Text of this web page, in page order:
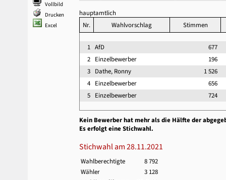
Vollbild
Drucken
Excel
hauptamtlich
Nr.
Wahlvorschlag Stimmen
1 AfD
677
2 Einzelbewerber
196
3 Dathe, Ronny
1 526
4 Einzelbewerber
656
5 Einzelbewerber 724
Kein Bewerber hat mehr als die Hälfte der
Es erfolgt eine Stichwahl.
Stichwahl am 28.11.2021
Wahlberechtigte
8 792
Wähler
3 128